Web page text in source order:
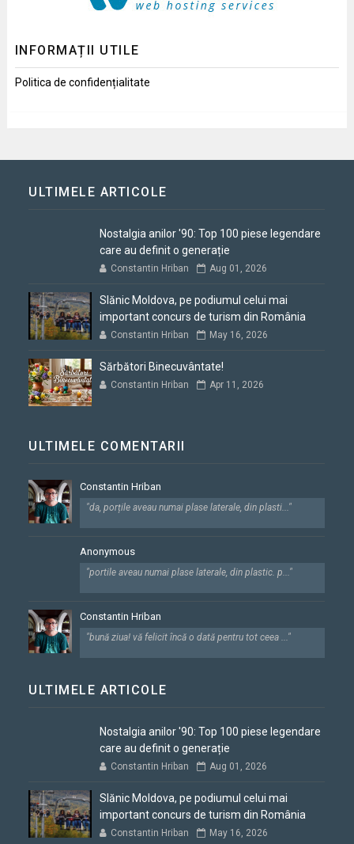
INFORMAȚII UTILE
Politica de confidențialitate
ULTIMELE ARTICOLE
Nostalgia anilor '90: Top 100 piese legendare
care au definit o generație
Constantin Hriban Aug 01, 2026
Slănic Moldova, pe podiumul celui mai
important concurs de turism din România
Constantin Hriban May 16, 2026
Sărbători Binecuvântate!
Constantin Hriban Apr 11, 2026
ULTIMELE COMENTARII
Constantin Hriban
"da, porțile aveau numai plase laterale, din plasti..."
Anonymous
"portile aveau numai plase laterale, din plastic. p..."
Constantin Hriban
"bună ziua! vă felicit încă o dată pentru tot ceea ..."
ULTIMELE ARTICOLE
Nostalgia anilor '90: Top 100 piese legendare
care au definit o generație
Constantin Hriban Aug 01, 2026
Slănic Moldova, pe podiumul celui mai
important concurs de turism din România
Constantin Hriban May 16, 2026